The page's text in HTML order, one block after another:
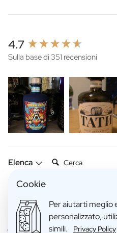
4.7
Sulla base di 351 recensioni
Elenca Cerca:
Verified Customer
New content loaded
Cookie
Per aiutarti meglio
personalizzato,
simili.
Privacy Policy